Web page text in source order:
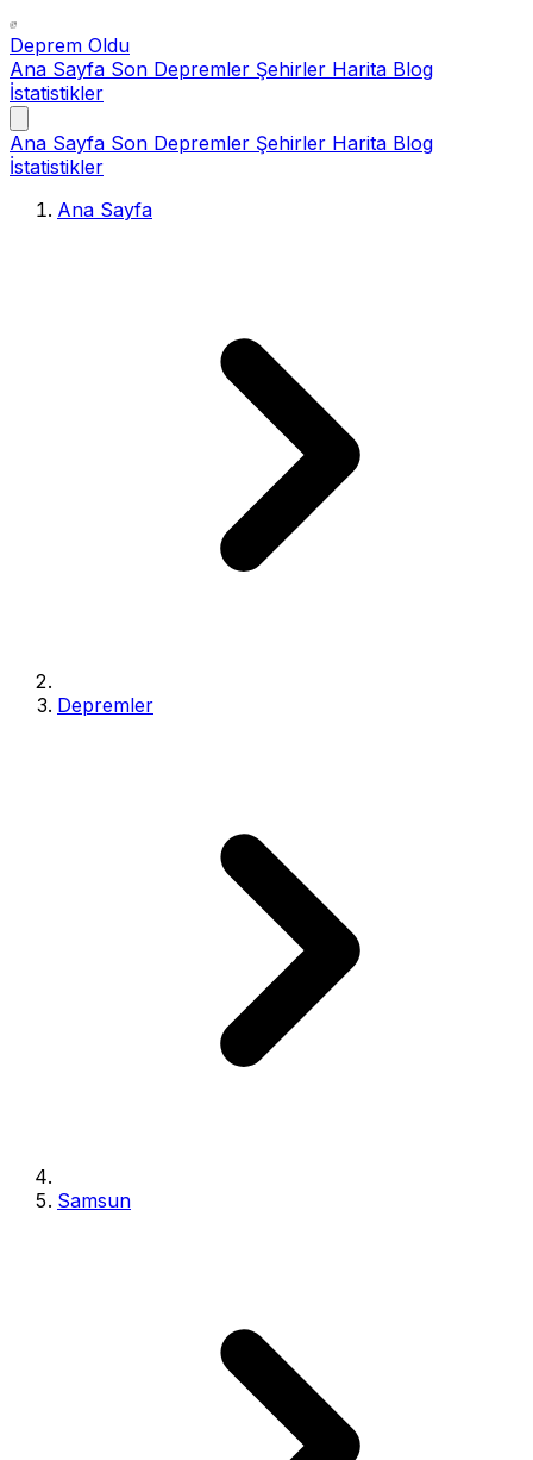
Deprem Oldu
Ana Sayfa Son Depremler Şehirler Harita Blog
İstatistikler
Ana Sayfa Son Depremler Şehirler Harita Blog
İstatistikler
Ana Sayfa
Depremler
Samsun